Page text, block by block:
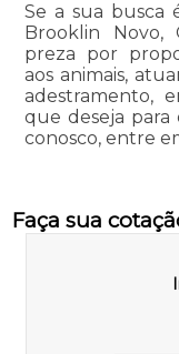
Se a sua busca
Brooklin Novo,
preza por
aos animais,
adestramento,
que deseja
conosco, entre
Faça sua